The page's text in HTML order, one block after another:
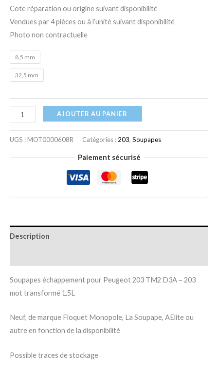
Cote réparation ou origine suivant disponibilité
Vendues par 4 pièces ou à l’unité suivant disponibilité
Photo non contractuelle
8,5 mm
32,5 mm
AJOUTER AU PANIER
UGS :MOT0000608R Catégories : 203, Soupapes
Paiement sécurisé
Description
Soupapes échappement pour Peugeot 203 TM2 D3A – 203
mot transformé 1,5L
Neuf, de marque Floquet Monopole, La Soupape, AElite ou
autre en fonction de la disponibilité
Possible traces de stockage